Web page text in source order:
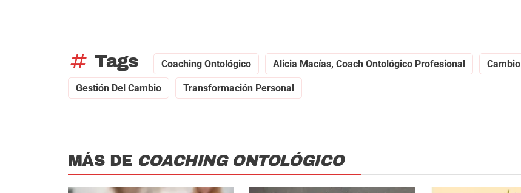
tag Tags Coaching Ontológico Alicia Macías, Coach Ontológico Profesional Cambio
Gestión Del Cambio Transformación Personal
MÁS DE COACHING ONTOLÓGICO